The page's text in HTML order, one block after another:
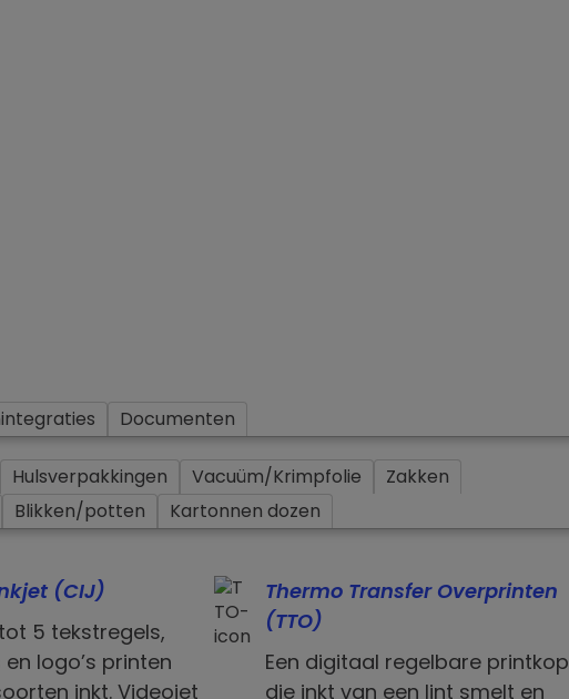
Documenten
Hulsverpakkingen Vacuüm/Krimpfolie
Zakken
Blikken/potten Kartonnen dozen
(CIJ)
5 tekstregels,
logo’s printen
inkt. Videojet
Thermo Transfer Overprinten
(TTO)
Een digitaal regelbare printkop
die inkt van een lint smelt en